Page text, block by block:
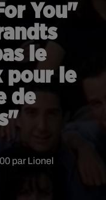
You"
le
pour le
de
par Lionel